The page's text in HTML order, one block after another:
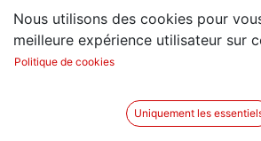
Groupe Mazureau
Groupe d’investissement, de
Nous utilisons des cookies pour
meilleure expérience utilisateur sur
Politique de cookies
Uniquement les